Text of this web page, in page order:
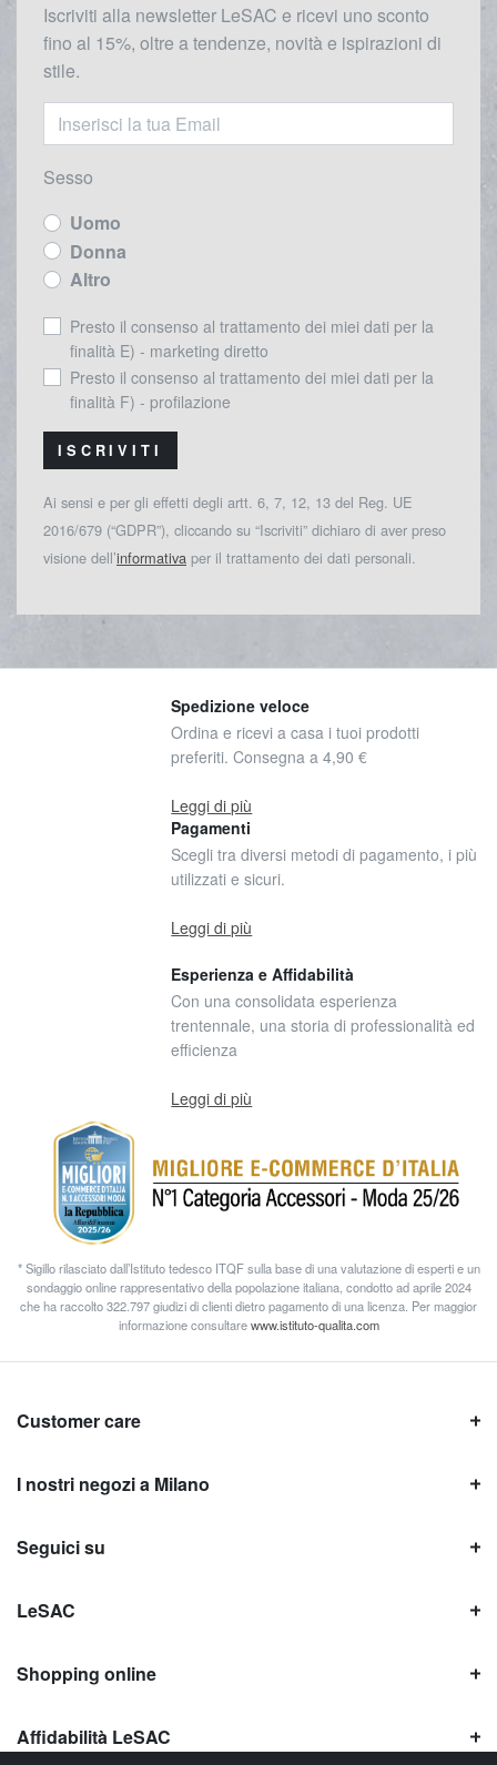
Iscriviti alla newsletter LeSAC e ricevi uno sconto
fino al 15%, oltre a tendenze, novità e ispirazioni di
stile.
Sesso
Uomo
Donna
Altro
Presto il consenso al trattamento dei miei dati per la
finalità E) - marketing diretto
Presto il consenso al trattamento dei miei dati per la
finalità F) - profilazione
ISCRIVITI
Ai sensi e per gli effetti degli artt. 6, 7, 12, 13 del Reg. UE
2016/679 (“GDPR”), cliccando su “Iscriviti” dichiaro di aver preso
visione dell’informativa per il trattamento dei dati personali.
Spedizione veloce
Ordina e ricevi a casa i tuoi prodotti
preferiti. Consegna a 4,90 €
Leggi di più
Pagamenti
Scegli tra diversi metodi di pagamento, i più
utilizzati e sicuri.
Leggi di più
Esperienza e Affidabilità
Con una consolidata esperienza
trentennale, una storia di professionalità ed
efficienza
Leggi di più
* Sigillo rilasciato dall’Istituto tedesco ITQF sulla base di una valutazione di esperti e un
sondaggio online rappresentativo della popolazione italiana, condotto ad aprile 2024
che ha raccolto 322.797 giudizi di clienti dietro pagamento di una licenza. Per maggior
informazione consultarewww.istituto-qualita.com
Customer care
I nostri negozi a Milano
Seguici su
LeSAC
Shopping online
Affidabilità LeSAC